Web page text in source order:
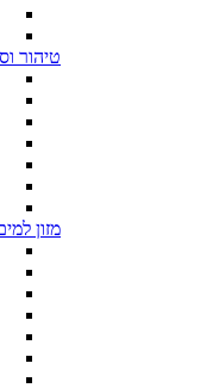
טיהור
מזון